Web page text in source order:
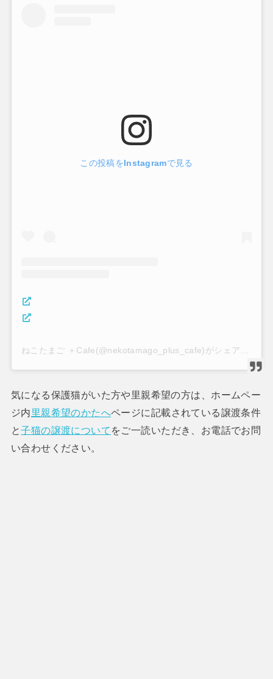
この投稿をInstagramで見る
気になる保護猫がいた方や里親希望の方は、ホームペー
ジ内里親希望のかたへページに記載されている譲渡条件
と子猫の譲渡について をご一読いただき、お電話でお問
い合わせください。